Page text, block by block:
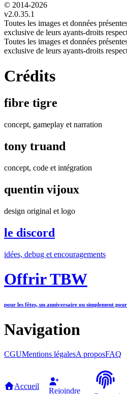
Accueil
Rejoindre
© 2014-2026
v2.0.35.1
Toutes les images et données
exclusive de leurs ayants-droits
Toutes les images et données
exclusive de leurs ayants-droits
Crédits
fibre tigre
concept, gameplay et narration
tony truand
concept, code et intégration
quentin vijoux
design original et logo
le discord
idées, debug et encouragements
Offrir TBW
pour les fêtes, un anniversaire ou simplement
Navigation
CGUMentions légalesA proposFAQ